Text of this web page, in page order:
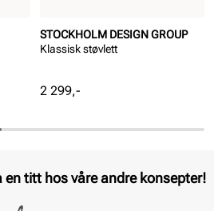
STOCKHOLM DESIGN GROUP
Klassisk støvlett
Pris
2 299,-
en titt hos våre andre konsepter!